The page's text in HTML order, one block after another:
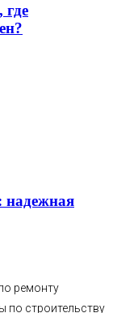
где
надежная
ремонту
по строительству